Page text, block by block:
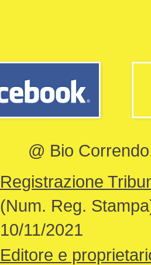
@ Bio
Registrazione
(Num. Reg.
10/11/2021
Editore e